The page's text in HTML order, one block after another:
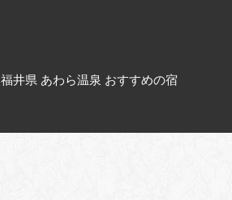
福井県 あわら温泉 おすすめの宿